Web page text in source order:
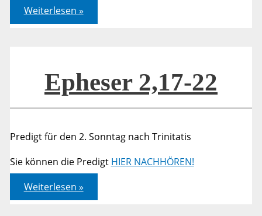
Epheser
2,17-
22
Weiterlesen »
Epheser 2,17-22
Predigt für den 2. Sonntag nach Trinitatis
Sie können die Predigt HIER NACHHÖREN!
Epheser
2,17-
22
Weiterlesen »